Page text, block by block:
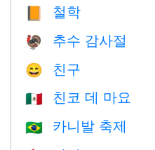
📙 철학
🦃 추수 감사절
😄 친구
🇲🇽 친코 데 마요
🇧🇷 카니발 축제